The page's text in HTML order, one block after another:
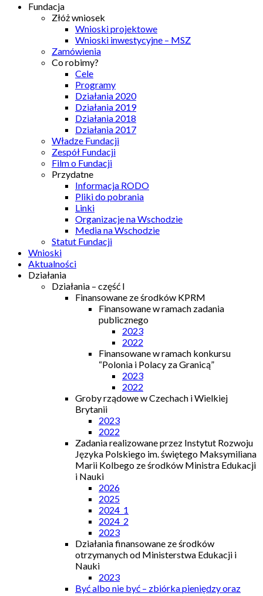
Fundacja
Złóż wniosek
Wnioski projektowe
Wnioski inwestycyjne – MSZ
Zamówienia
Co robimy?
Cele
Programy
Działania 2020
Działania 2019
Działania 2018
Działania 2017
Władze Fundacji
Zespół Fundacji
Film o Fundacji
Przydatne
Informacja RODO
Pliki do pobrania
Linki
Organizacje na Wschodzie
Media na Wschodzie
Statut Fundacji
Wnioski
Aktualności
Działania
Działania – część I
Finansowane ze środków KPRM
Finansowane w ramach zadania
publicznego
2023
2022
Finansowane w ramach konkursu
“Polonia i Polacy za Granicą”
2023
2022
Groby rządowe w Czechach i Wielkiej
Brytanii
2023
2022
Zadania realizowane przez Instytut Rozwoju
Języka Polskiego im. świętego Maksymiliana
Marii Kolbego ze środków Ministra Edukacji
i Nauki
2026
2025
2024_1
2024_2
2023
Działania finansowane ze środków
otrzymanych od Ministerstwa Edukacji i
Nauki
2023
Być albo nie być – zbiórka pieniędzy oraz